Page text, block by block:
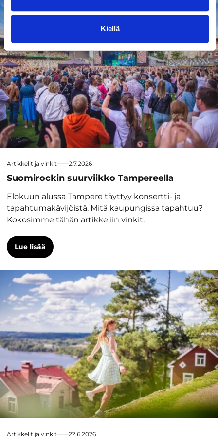
Kiellä
Tapahtumat
Artikkelit ja vinkit 2.7.2026
Suomirockin suurviikko Tampereella
Elokuun alussa Tampere täyttyy konsertti- ja
tapahtumakävijöistä. Mitä kaupungissa tapahtuu?
Kokosimme tähän artikkeliin vinkit.
Lue lisää
Artikkelit ja vinkit 22.6.2026